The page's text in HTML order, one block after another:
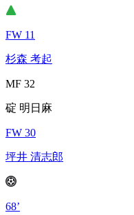
FW 11
杉森 考起
MF 32
碇 明日麻
FW 30
坪井 清志郎
68’